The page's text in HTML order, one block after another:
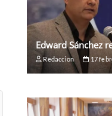
Edward Sánchez
Redaccion 17